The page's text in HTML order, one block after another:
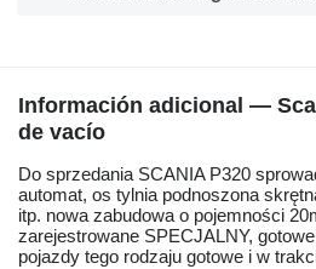
Información adicional —
de vacío
Do sprzedania SCANIA P320
automat, os tylnia podnoszona
itp. nowa zabudowa o pojemności
zarejestrowane SPECJALNY,
pojazdy tego rodzaju gotowe i w